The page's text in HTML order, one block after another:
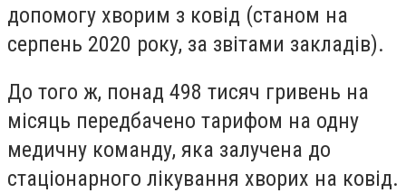
допомогу хворим з ковід (станом на
серпень 2020 року, за звітами закладів).
До того ж, понад 498 тисяч гривень на
місяць передбачено тарифом на одну
медичну команду, яка залучена до
стаціонарного лікування хворих на ковід.